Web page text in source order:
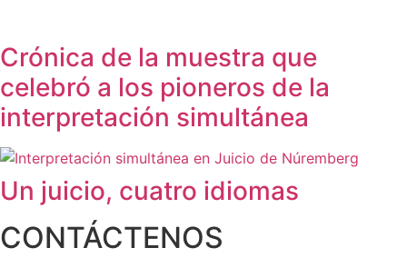
Crónica de la muestra que
celebró a los pioneros de la
interpretación simultánea
Un juicio, cuatro idiomas
CONTÁCTENOS